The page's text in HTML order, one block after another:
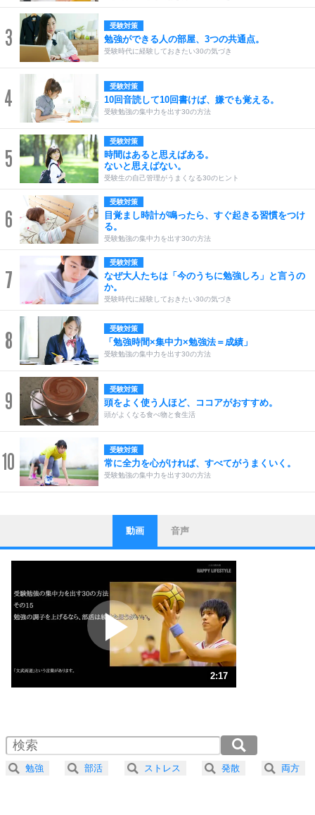
3 受験対策
勉強ができる人の部屋、3つの共通点。
受験時代に経験しておきたい30の気づき
4 受験対策
10回音読して10回書けば、嫌でも覚える。
受験勉強の集中力を出す30の方法
5
受験対策
時間はあると思えばある。
ないと思えばない。
受験生の自己管理がうまくなる30のヒント
6
受験対策
目覚まし時計が鳴ったら、すぐ起きる習慣をつけ
る。
受験勉強の集中力を出す30の方法
7
受験対策
なぜ大人たちは「今のうちに勉強しろ」と言うの
か。
受験時代に経験しておきたい30の気づき
8 受験対策
「勉強時間×集中力×勉強法＝成績」
受験勉強の集中力を出す30の方法
9 受験対策
頭をよく使う人ほど、ココアがおすすめ。
頭がよくなる食べ物と食生活
10 受験対策
常に全力を心がければ、すべてがうまくいく。
受験勉強の集中力を出す30の方法
1
ストレス対策
他人と比べない。
いっそのこと、他人を見ない。
いらいらしない人になる30の方法
プラス思考
ポジティブになれない原因は、行動しないから。
ポジティブ思考になる30の方法
ストレス対策
人生、なんとかなるもの。
気楽に生きる30の方法
4 器の大きい人は、怒りを優しさで表現する。
プラス思考
動画 音声
2:17
2.0倍速 （269KB 1分8秒）
2.5倍速 （216KB 54秒）
3.0倍速 （180KB 45秒）
勉強 部活 ストレス 発散 両方